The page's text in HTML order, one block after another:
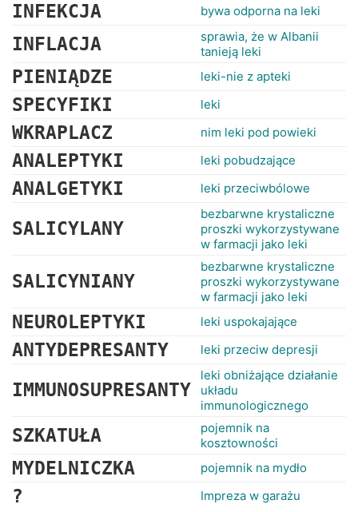
INFEKCJA bywa odporna na leki
INFLACJA
sprawia, że w Albanii
tanieją leki
PIENIĄDZE leki-nie z apteki
SPECYFIKI leki
WKRAPLACZ nim leki pod powieki
ANALEPTYKI leki pobudzające
ANALGETYKI leki przeciwbólowe
SALICYLANY
bezbarwne krystaliczne
proszki wykorzystywane
w farmacji jako leki
SALICYNIANY
bezbarwne krystaliczne
proszki wykorzystywane
w farmacji jako leki
NEUROLEPTYKI leki uspokajające
ANTYDEPRESANTY leki przeciw depresji
IMMUNOSUPRESANTY
leki obniżające działanie
układu
immunologicznego
SZKATUŁA
pojemnik na
kosztowności
MYDELNICZKA pojemnik na mydło
? Impreza w garażu